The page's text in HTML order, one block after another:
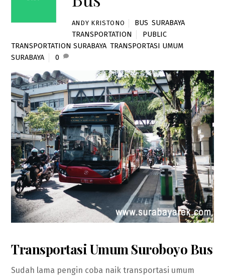
ANDY KRISTONO BUS SURABAYA
TRANSPORTATION
PUBLIC
TRANSPORTATION SURABAYA ,TRANSPORTASI UMUM
SURABAYA
0
Transportasi Umum Suroboyo Bus
Sudah lama pengin coba naik transportasi umum